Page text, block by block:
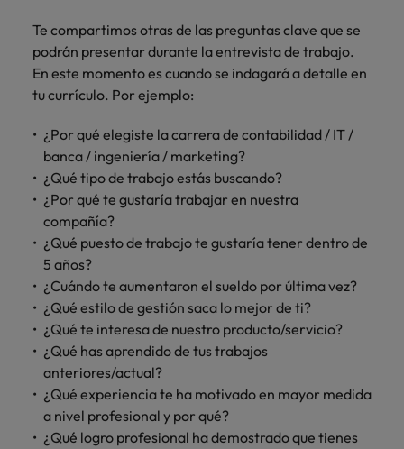
Te compartimos otras de las preguntas clave que se
podrán presentar durante la entrevista de trabajo.
En este momento es cuando se indagará a detalle en
tu currículo. Por ejemplo:
¿Por qué elegiste la carrera de contabilidad / IT /
banca / ingeniería / marketing?
¿Qué tipo de trabajo estás buscando?
¿Por qué te gustaría trabajar en nuestra
compañía?
¿Qué puesto de trabajo te gustaría tener dentro de
5 años?
¿Cuándo te aumentaron el sueldo por última vez?
¿Qué estilo de gestión saca lo mejor de ti?
¿Qué te interesa de nuestro producto/servicio?
¿Qué has aprendido de tus trabajos
anteriores/actual?
¿Qué experiencia te ha motivado en mayor medida
a nivel profesional y por qué?
¿Qué logro profesional ha demostrado que tienes